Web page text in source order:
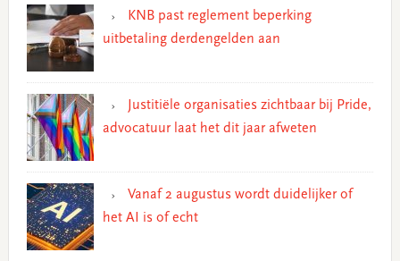
KNB past reglement beperking
uitbetaling derdengelden aan
Justitiële organisaties zichtbaar bij Pride,
advocatuur laat het dit jaar afweten
Vanaf 2 augustus wordt duidelijker of
het AI is of echt